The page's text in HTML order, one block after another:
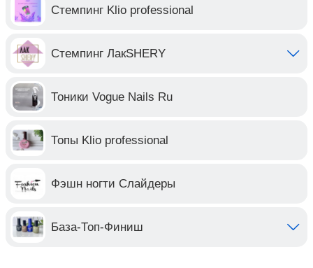
Стемпинг Klio professional
Стемпинг ЛакSHERY
Тоники Vogue Nails Ru
Топы Klio professional
Фэшн ногти Слайдеры
База-Топ-Финиш